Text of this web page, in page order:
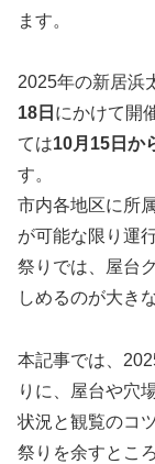
ます。
2025年の新居浜
18日 にかけて開
ては10月15日か
す。
市内各地区に所
が可能な限り運
祭りでは、屋台
しめるのが大き
本記事では、
りに、屋台や穴
状況と観覧のコ
祭りを余すとこ